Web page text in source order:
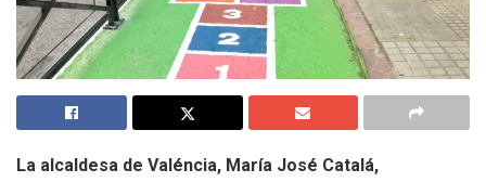
La alcaldesa de Valéncia, María José Catalá,